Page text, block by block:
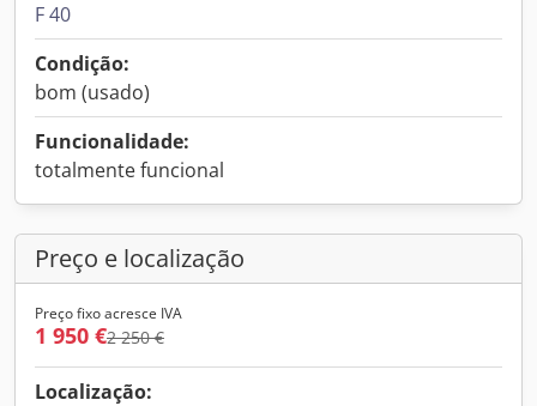
F 40
Condição:
bom (usado)
Funcionalidade:
totalmente funcional
Preço e localização
Preço fixo acresce IVA
1 950 €2 250 €
Localização: